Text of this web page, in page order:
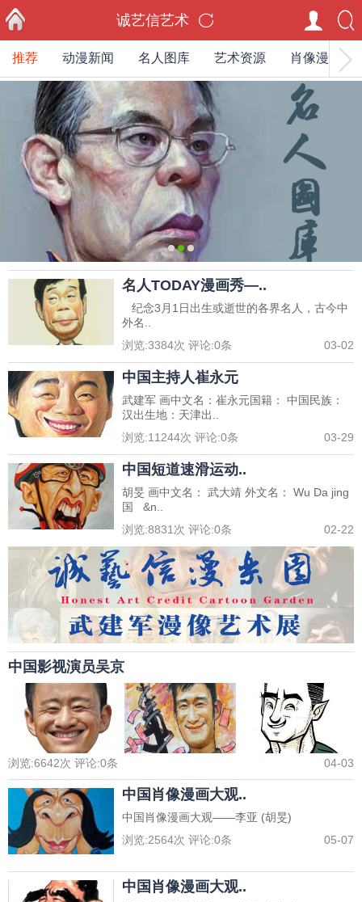
首页
诚艺信艺术
推荐 动漫新闻 名人图库 艺术资源 肖像漫画家
012
名人TODAY漫画秀—..
纪念3月1日出生或逝世的各界名人，古今中
外名..
浏览:3384次 评论:0条 03-02
中国主持人崔永元
武建军 画中文名：崔永元国籍： 中国民族：
汉出生地：天津出..
浏览:11244次 评论:0条 03-29
中国短道速滑运动..
胡旻 画中文名： 武大靖 外文名： Wu Da jing
国 &n..
浏览:8831 次 评论:0条 02-22
中国影视演员吴京
浏览:6642次 评论:0条 04-03
中国肖像漫画大观..
中国肖像漫画大观——李亚 (胡旻)
浏览:2564次 评论:0条 05-07
中国肖像漫画大观..